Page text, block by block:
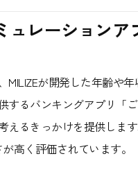
ュレーションア
が開発した年齢や
るバンキングアプリ「
るきっかけを提供しま
高く評価されています。